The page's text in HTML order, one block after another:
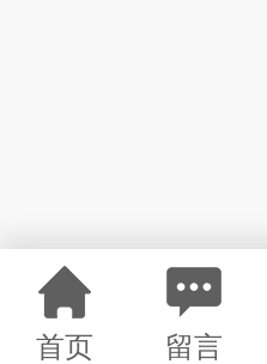
首页 留言